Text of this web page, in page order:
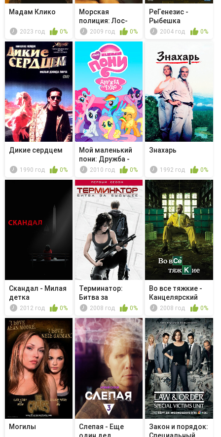
Мадам Клико
2023 год 0%
Морская
полиция: Лос-
Анджелес -
2009 год 0%
РеГенезис -
Рыбешка
2004 год 0%
Дикие сердцем
1990 год 0%
Мой маленький
пони: Дружба -
это чудо...
2010 год 0%
Знахарь
1992 год 0%
Скандал - Милая
детка
2012 год 0%
Терминатор:
Битва за
будущее - Песни
2008 год 0%
Во все тяжкие -
Канцелярский
нож2008 год 0%
Могилы
Слепая - Еще
Закон и порядок: